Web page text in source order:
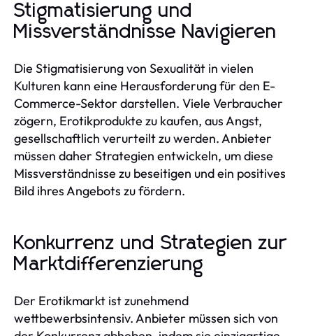
Stigmatisierung und
Missverständnisse Navigieren
Die Stigmatisierung von Sexualität in vielen
Kulturen kann eine Herausforderung für den E-
Commerce-Sektor darstellen. Viele Verbraucher
zögern, Erotikprodukte zu kaufen, aus Angst,
gesellschaftlich verurteilt zu werden. Anbieter
müssen daher Strategien entwickeln, um diese
Missverständnisse zu beseitigen und ein positives
Bild ihres Angebots zu fördern.
Konkurrenz und Strategien zur
Marktdifferenzierung
Der Erotikmarkt ist zunehmend
wettbewerbsintensiv. Anbieter müssen sich von